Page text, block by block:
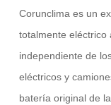
Corunclima es un
totalmente eléctrico
independiente de
eléctricos y
batería original de